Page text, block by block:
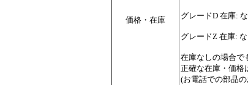
価格・在庫 グレードD 在庫:
グレードZ 在庫: な
在庫なしの場合で
正確な在庫・価格
(お電話での部品